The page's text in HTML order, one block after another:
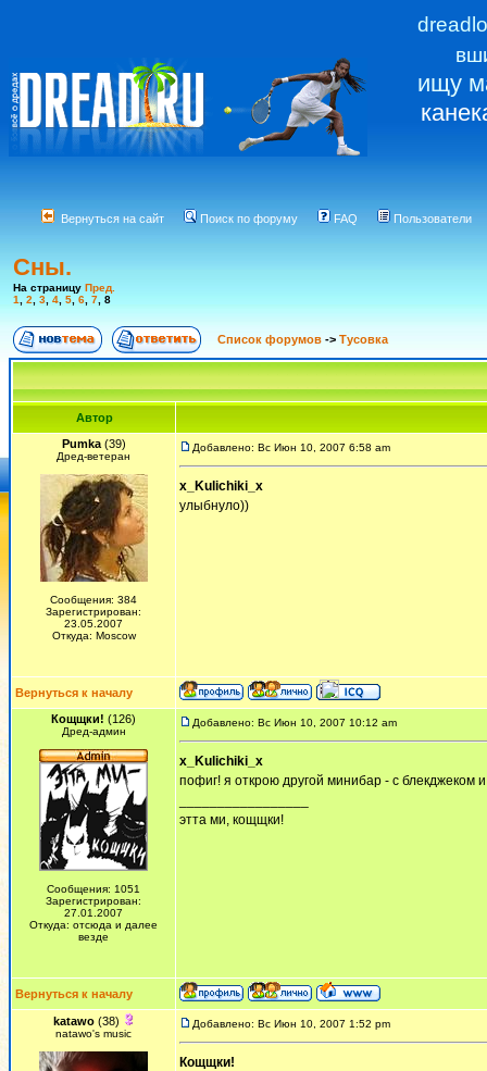
ищу
Вернуться на сайт Поиск по форуму FAQ Пользователи
Сны.
На страницу Пред.
1
2 3 4 5 6 7 8
Список форумов -> Тусовка
Автор
Pumka(39)
Дред-ветеран
Сообщения: 384
Зарегистрирован:
23.05.2007
Откуда: Moscow
Добавлено: Вс Июн 10, 2007 6:58 am
x_Kulichiki_x
улыбнуло))
Вернуться к началу
Кощщки! (126)
Дред-админ
Сообщения: 1051
Зарегистрирован:
27.01.2007
Откуда: отсюда и далее
везде
Добавлено: Вс Июн 10, 2007 10:12 am
x_Kulichiki_x
пофиг! я открою другой минибар - с блекджеком
этта ми, кощщки!
Вернуться к началу
katawo(38)
natawo's music
Добавлено: Вс Июн 10, 2007 1:52 pm
Кощщки!